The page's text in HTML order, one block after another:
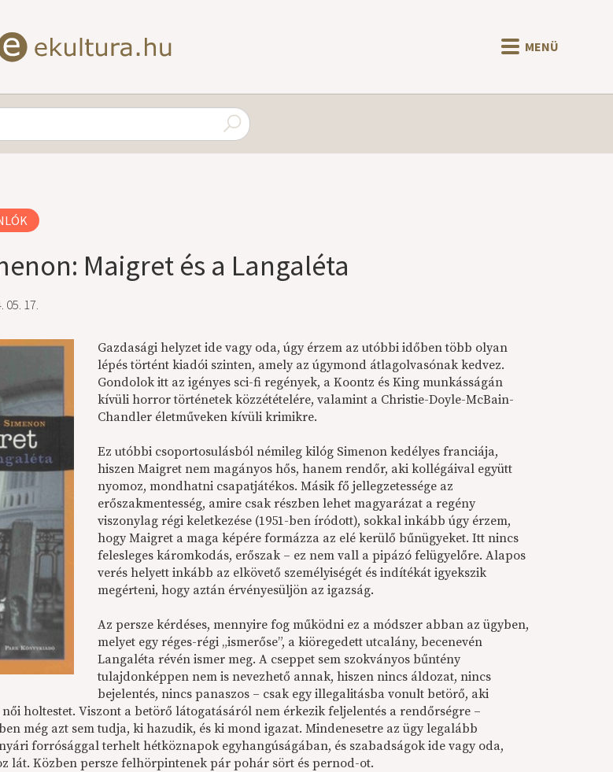
MENÜ
Maigret és a Langaléta
05. 17.
Gazdasági helyzet ide vagy oda, úgy érzem az utóbbi időben több olyan
lépés történt kiadói szinten, amely az úgymond átlagolvasónak kedvez.
Gondolok itt az igényes sci-fi regények, a Koontz és King munkásságán
kívüli horror történetek közzétételére, valamint a Christie-Doyle-McBain-
Chandler életműveken kívüli krimikre.
Ez utóbbi csoportosulásból némileg kilóg Simenon kedélyes franciája,
hiszen Maigret nem magányos hős, hanem rendőr, aki kollégáival együtt
nyomoz, mondhatni csapatjátékos. Másik fő jellegzetessége az
erőszakmentesség, amire csak részben lehet magyarázat a regény
viszonylag régi keletkezése (1951-ben íródott), sokkal inkább úgy érzem,
hogy Maigret a maga képére formázza az elé kerülő bűnügyeket. Itt nincs
felesleges káromkodás, erőszak – ez nem vall a pipázó felügyelőre. Alapos
verés helyett inkább az elkövető személyiségét és indítékát igyekszik
megérteni, hogy aztán érvényesüljön az igazság.
Az persze kérdéses, mennyire fog működni ez a módszer abban az ügyben,
melyet egy réges-régi „ismerőse”, a kiöregedett utcalány, becenevén
Langaléta révén ismer meg. A cseppet sem szokványos bűntény
tulajdonképpen nem is nevezhető annak, hiszen nincs áldozat, nincs
bejelentés, nincs panaszos – csak egy illegalitásba vonult betörő, aki
holtestet. Viszont a betörő látogatásáról nem érkezik feljelentés a rendőrségre –
még azt sem tudja, ki hazudik, és ki mond igazat. Mindenesetre az ügy legalább
forrósággal terhelt hétköznapok egyhangúságában, és szabadságok ide vagy oda,
lát. Közben persze felhörpintenek pár pohár sört és pernod-ot.